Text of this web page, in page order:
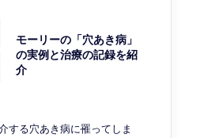
モーリーの「穴あき病」
の実例と治療の記録を紹
介
する穴あき病に罹ってしま